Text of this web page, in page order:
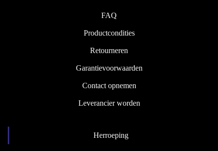
FAQ
Productcondities
Retourneren
Garantievoorwaarden
Contact opnemen
Leverancier worden
Herroeping